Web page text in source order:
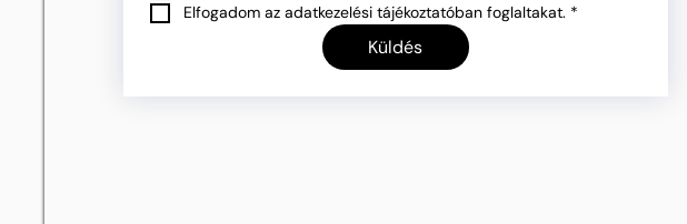
Elfogadom az adatkezelési tájékoztatóban foglaltakat. *
Küldés